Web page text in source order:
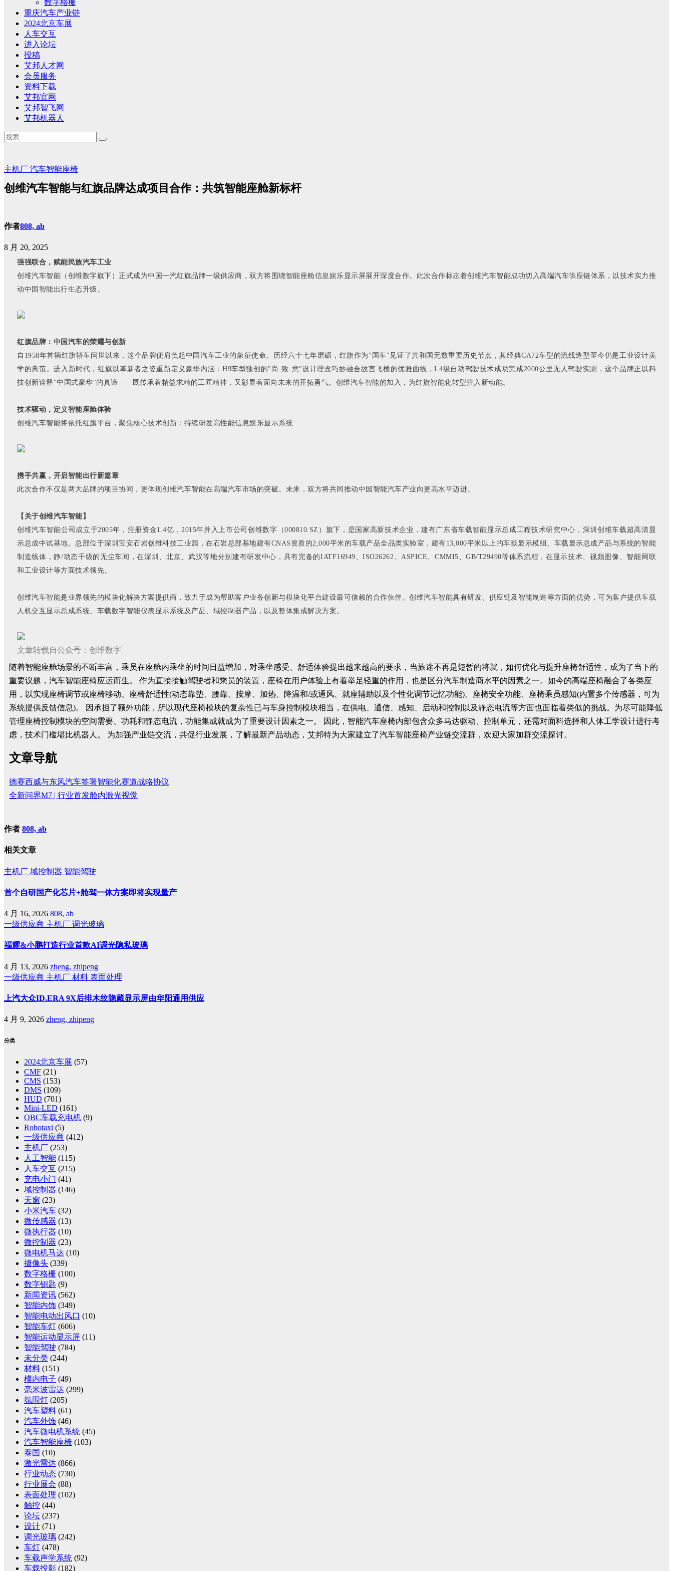
数字格栅
重庆汽车产业链
2024北京车展
人车交互
进入论坛
投稿
艾邦人才网
会员服务
资料下载
艾邦官网
艾邦智飞网
艾邦机器人
主机厂 汽车智能座椅
创维汽车智能与红旗品牌达成项目合作：共筑智能座舱新标杆
作者808, ab
8 月 20, 2025
强强联合，赋能民族汽车工业
创维汽车智能（创维数字旗下）正式成为中国一汽红旗品牌‌一级供应商‌，双方将围绕智能座舱信息娱乐显示屏展开深度合作。此次合作标志着创维汽车智能成功切入高端汽车供应链体系，以技术实力推
动中国智能出行生态升级。
红旗品牌：中国汽车的荣耀与创新
自 1958年首辆红旗轿车问世以来，这个品牌便肩负起中国汽车工业的象征使命。历经六十七年磨砺，红旗作为"国车"见证了共和国无数重要历史节点，其经典CA72车型的流线造型至今仍是工业设计美
学的典范。进入新时代，红旗以革新者之姿重新定义豪华内涵：H9车型独创的"尚·致·意"设计理念巧妙融合故宫飞檐的优雅曲线，L4级自动驾驶技术成功完成2000公里无人驾驶实测，这个品牌正以科
技创新诠释"中国式豪华"的真谛——既传承着精益求精的工匠精神，又彰显着面向未来的开拓勇气。创维汽车智能的加入，为红旗智能化转型注入新动能。
技术驱动，定义智能座舱体验
创维汽车智能将依托红旗平台，聚焦核心技术创新 ‌：持续研发高性能信息娱乐显示系统
携手共赢，开启智能出行新篇章
此次合作不仅是两大品牌的项目协同，更体现创维汽车智能在‌高端汽车市场‌的突破。未来，双方将共同推动中国智能汽车产业向更高水平迈进。
【关于创维汽车智能】
创维汽车智能公司成立于2005年，注册资金1.4亿，2015年并入上市公司创维数字（000810.SZ）旗下，是国家高新技术企业，建有广东省车载智能显示总成工程技术研究中心，深圳创维车载超高清显
示总成中试基地。总部位于深圳宝安石岩创维科技工业园，在石岩总部基地建有CNAS资质的2,000平米的车载产品全品类实验室，建有13,000平米以上的车载显示模组、车载显示总成产品与系统的智能
制造线体，静/动态千级的无尘车间，在深圳、北京、武汉等地分别建有研发中心，具有完备的IATF16949、ISO26262、ASPICE、CMMI5、GB/T29490等体系流程，在显示技术、视频图像、智能网联
和工业设计等方面技术领先。
创维汽车智能是业界领先的模块化解决方案提供商，致力于成为帮助客户业务创新与模块化平台建设最可信赖的合作伙伴。创维汽车智能具有研发、供应链及智能制造等方面的优势，可为客户提供车载
人机交互显示总成系统、车载数字智能仪表显示系统及产品、域控制器产品，以及整体集成解决方案。
文章转载自公众号：创维数字
随着智能座舱场景的不断丰富，乘员在座舱内乘坐的时间日益增加，对乘坐感受、舒适体验提出越来越高的要求，当旅途不再是短暂的将就，如何优化与提升座椅舒适性，成为了当下的
重要议题，汽车智能座椅应运而生。 作为直接接触驾驶者和乘员的装置，座椅在用户体验上有着举足轻重的作用，也是区分汽车制造商水平的因素之一。如今的高端座椅融合了各类应
用，以实现座椅调节或座椅移动、座椅舒适性(动态靠垫、腰靠、按摩、加热、降温和/或通风、就座辅助以及个性化调节记忆功能)、座椅安全功能、座椅乘员感知(内置多个传感器，可为
系统提供反馈信息)。 因承担了额外功能，所以现代座椅模块的复杂性已与车身控制模块相当，在供电、通信、感知、启动和控制以及静态电流等方面也面临着类似的挑战。为尽可能降低
管理座椅控制模块的空间需要、功耗和静态电流，功能集成就成为了重要设计因素之一。 因此，智能汽车座椅内部包含众多马达驱动、控制单元，还需对面料选择和人体工学设计进行考
虑，技术门槛堪比机器人。 为加强产业链交流，共促行业发展，了解最新产品动态，艾邦特为大家建立了汽车智能座椅产业链交流群，欢迎大家加群交流探讨。
文章导航
德赛西威与东风汽车签署智能化赛道战略协议
全新问界M7 | 行业首发舱内激光视觉
作者 808, ab
相关文章
主机厂 域控制器 智能驾驶
首个自研国产化芯片+舱驾一体方案即将实现量产
4 月 16, 2026 808, ab
一级供应商 主机厂 调光玻璃
福耀&小鹏打造行业首款AI调光隐私玻璃
4 月 13, 2026 zheng, zhipeng
一级供应商 主机厂 材料 表面处理
上汽大众ID.ERA 9X后排木纹隐藏显示屏由华阳通用供应
4 月 9, 2026 zheng, zhipeng
分类
2024北京车展 (57)
CMF (21)
CMS (153)
DMS (109)
HUD (701)
Mini-LED (161)
OBC车载充电机 (9)
Robotaxi (5)
一级供应商 (412)
主机厂 (253)
人工智能 (115)
人车交互 (215)
充电小门 (41)
域控制器 (146)
天窗 (23)
小米汽车 (32)
微传感器 (13)
微执行器 (10)
微控制器 (23)
微电机马达 (10)
摄像头 (339)
数字格栅 (100)
数字钥匙 (9)
新闻资讯 (562)
智能内饰 (349)
智能电动出风口 (10)
智能车灯 (606)
智能运动显示屏 (11)
智能驾驶 (784)
未分类 (244)
材料 (151)
模内电子 (49)
毫米波雷达 (299)
氛围灯 (205)
汽车塑料 (61)
汽车外饰 (46)
汽车微电机系统 (45)
汽车智能座椅 (103)
泰国 (10)
激光雷达 (866)
行业动态 (730)
行业展会 (88)
表面处理 (102)
触控 (44)
论坛 (237)
设计 (71)
调光玻璃 (242)
车灯 (478)
车载声学系统 (92)
车载投影 (182)